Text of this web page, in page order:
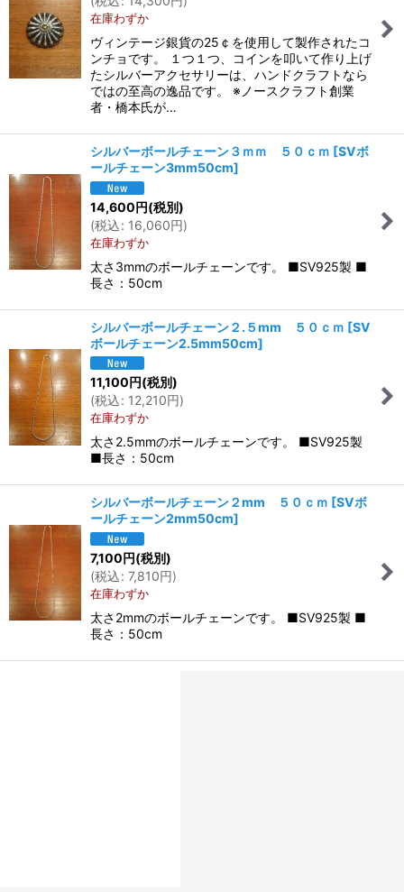
在庫わずか
ヴィンテージ銀貨の25￠を使用して製作されたコ
ンチョです。 １つ１つ、コインを叩いて作り上げ
たシルバーアクセサリーは、ハンドクラフトなら
ではの至高の逸品です。 ※ノースクラフト創業
者・橋本氏が…
シルバーボールチェーン３ｍｍ ５０ｃｍ [SVボ
ールチェーン3mm50cm]
14,600円(税別)
(税込: 16,060円)
在庫わずか
太さ3mmのボールチェーンです。 ■SV925製 ■
長さ：50cm
シルバーボールチェーン２.５mm ５０ｃｍ [SV
ボールチェーン2.5mm50cm]
11,100円(税別)
(税込: 12,210円)
在庫わずか
太さ2.5mmのボールチェーンです。 ■SV925製
■長さ：50cm
シルバーボールチェーン２mm ５０ｃｍ [SVボ
ールチェーン2mm50cm]
7,100円(税別)
(税込: 7,810円)
在庫わずか
太さ2mmのボールチェーンです。 ■SV925製 ■
長さ：50cm